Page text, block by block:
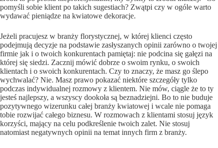
pomyśli sobie klient po takich sugestiach? Zwątpi czy w ogóle warto
wydawać pieniądze na kwiatowe dekoracje.
Jeżeli pracujesz w branży florystycznej, w której klienci często
podejmują decyzje na podstawie zasłyszanych opinii zarówno o twojej
firmie jak i o twoich konkurentach pamiętaj: nie podcina się gałęzi na
której się siedzi. Zacznij mówić dobrze o swoim rynku, o swoich
klientach i o swoich konkurentach. Czy to znaczy, że masz go ślepo
wychwalać? Nie. Masz prawo pokazać niektóre szczegóły tylko
podczas indywidualnej rozmowy z klientem. Nie mów, ciągle że to ty
jesteś najlepszy, a wszyscy dookoła są beznadziejni. Bo to nie buduje
pozytywnego wizerunku całej branży kwiatowej i wcale nie pomaga
tobie rozwijać całego biznesu. W rozmowach z klientami stosuj język
korzyści, mający na celu podkreślenie twoich zalet. Nie stosuj
natomiast negatywnych opinii na temat innych firm z branży.